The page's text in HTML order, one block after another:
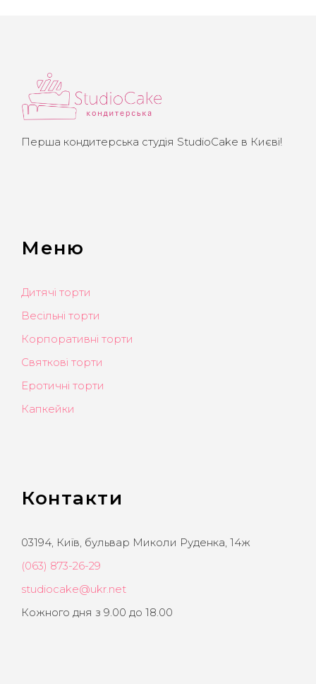
Перша кондитерська студія StudioCake в Києві!
Меню
Дитячі торти
Весільні торти
Корпоративні торти
Святкові торти
Еротичні торти
Капкейки
Контакти
03194, Київ, бульвар Миколи Руденка, 14ж
(063) 873-26-29
studiocake@ukr.net
Кожного дня з 9.00 до 18.00